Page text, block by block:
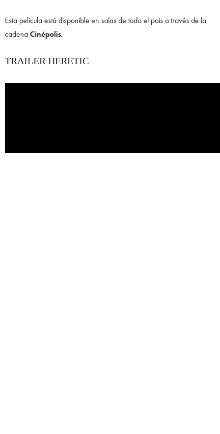
Esta película está disponible en salas de todo el país a través de la
cadenaCinépolis.
TRAILER HERETIC